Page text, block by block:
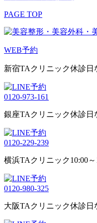
PAGE TOP
WEB予約
新宿TAクリニック休診日
0120-973-161
銀座TAクリニック休診日
0120-229-239
横浜TAクリニック10:00
0120-980-325
大阪TAクリニック休診日